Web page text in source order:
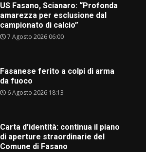
US Fasano, Scianaro: “Profonda
amarezza per esclusione dal
campionato di calcio”
7 Agosto 2026 06:00
Fasanese ferito a colpi di arma
da fuoco
6 Agosto 2026 18:13
Carta d’identità: continua il piano
di aperture straordinarie del
Comune di Fasano